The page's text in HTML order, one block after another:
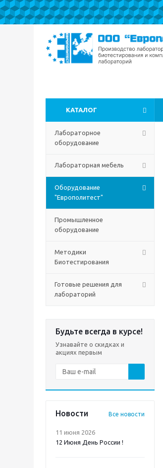
КАТАЛОГ
Лабораторное
оборудование
Лабораторная мебель
Оборудование
"Европолитест"
Промышленное
оборудование
Методики
Биотестирования
Готовые решения для
лабораторий
Будьте всегда в курсе!
Узнавайте о скидках и
акциях первым
Новости Все новости
11 июня 2026
12 Июня День России !